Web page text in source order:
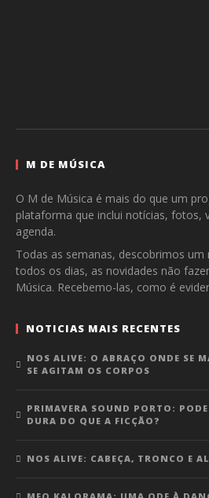
M DE MÚSICA
O M de Música é mais do que um
plataforma que inclui notícias, fotos,
agenda.
Todas as semanas, descobrimos
todos os dias, as novidades não
Música. Recebemo-las, como é
NOTICIAS MAIS RECENTES
NOS ALIVE: O ABRAÇO ONDE SE
SE AGITAM OS CORPOS
PRIMAVERA SOUND PORTO:
DURA DO QUE A FICÇÃO?
NOS ALIVE: CABEÇA, TRONCO E